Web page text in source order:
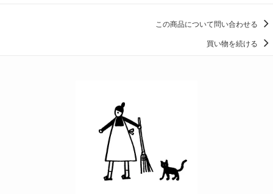
この商品について問い合わせる
買い物を続ける